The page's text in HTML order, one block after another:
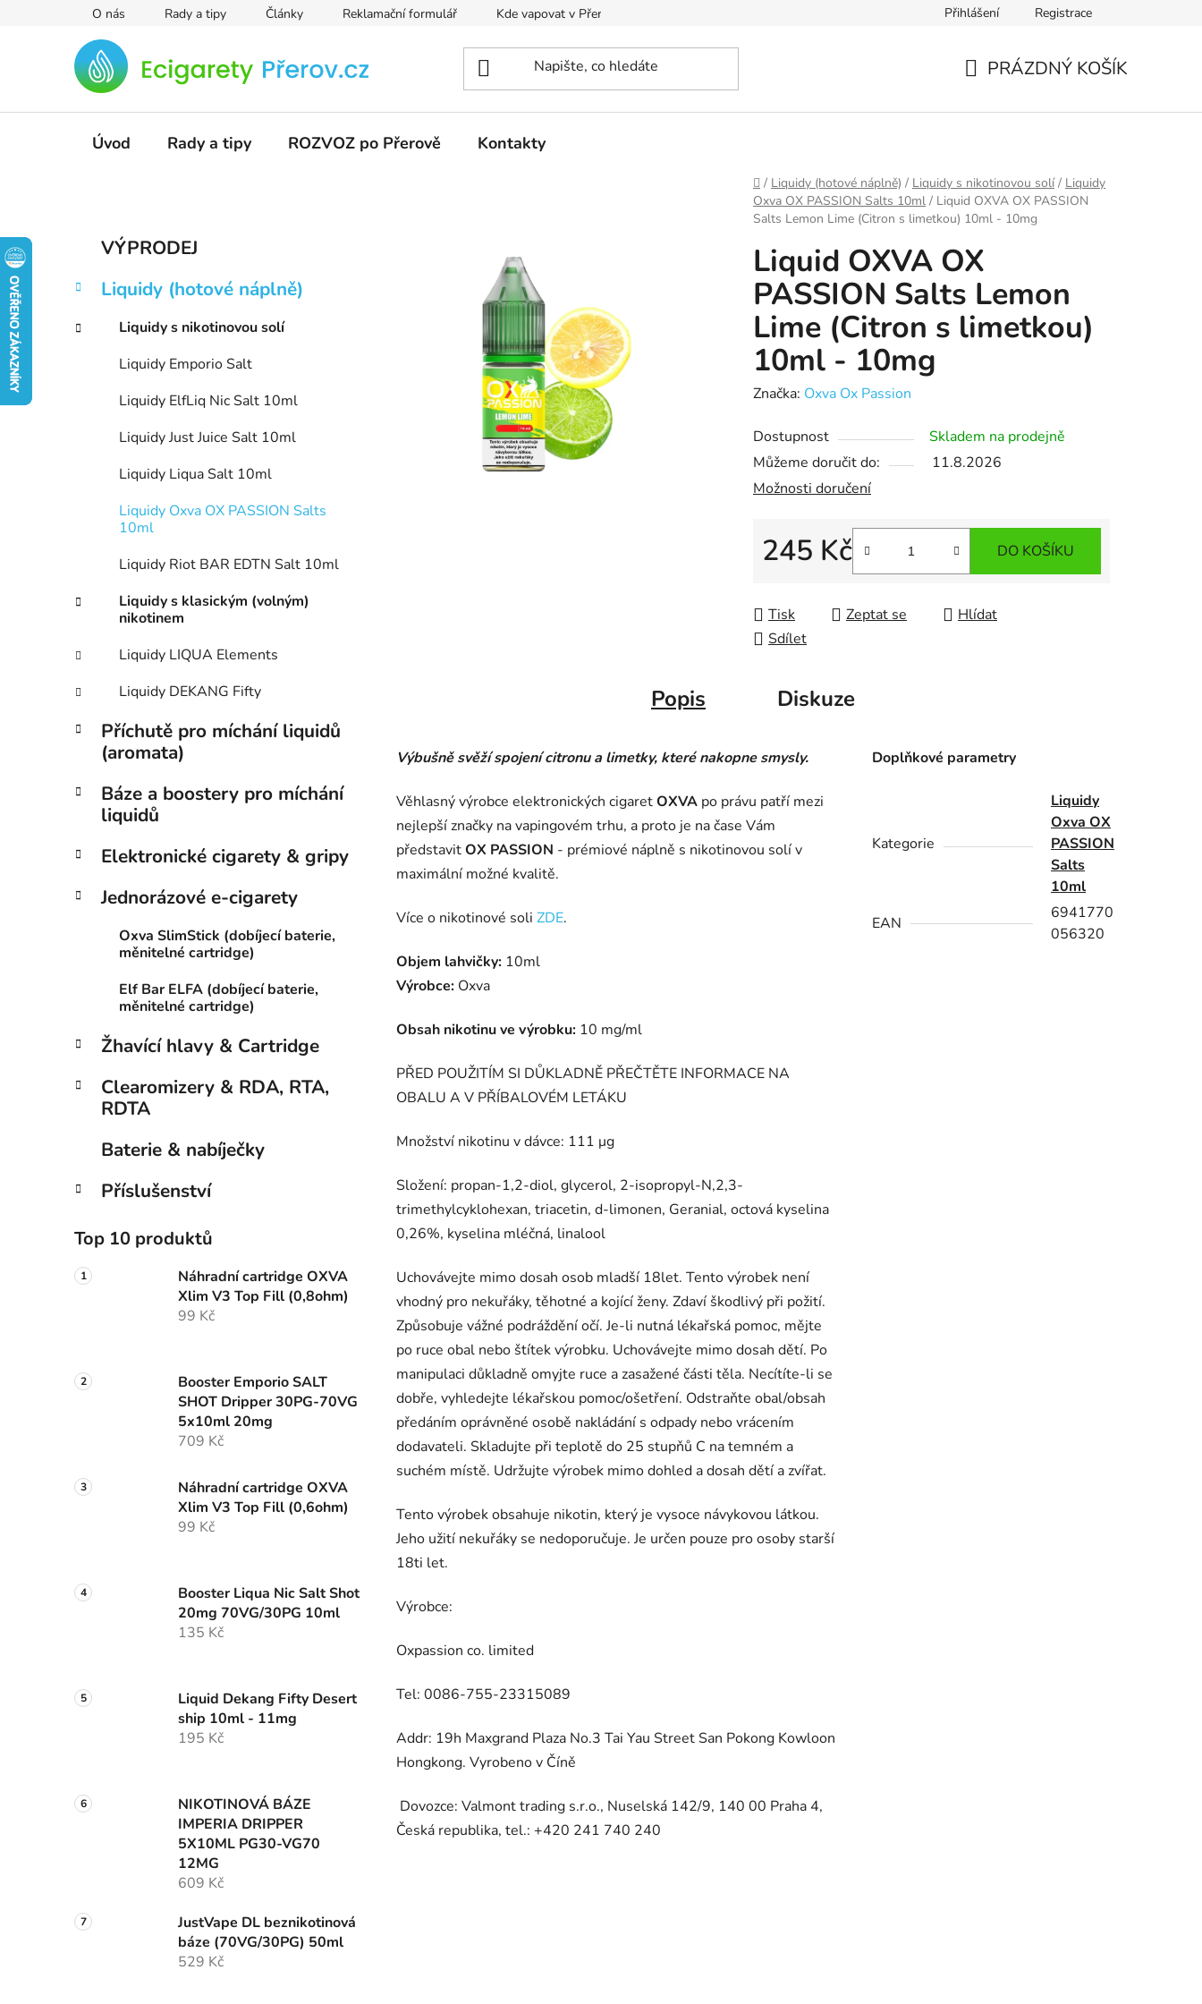
O nás Rady a tipy Články Reklamační formulář Kde vapovat v Přerově? Zásady zpracování osobních údajů
Přihlášení Registrace
PRÁZDNÝ KOŠÍK
Úvod Rady a tipy ROZVOZ po Přerově Kontakty
Domů
/ Liquidy (hotové náplně) / Liquidy s nikotinovou solí / Liquidy
Oxva OX PASSION Salts 10ml / Liquid OXVA OX PASSION
Salts Lemon Lime (Citron s limetkou) 10ml - 10mg
s
r
Přeskočit
kategorie
e
o
VÝPRODEJ
Liquidy (hotové náplně)
Liquidy s nikotinovou solí
Liquidy Emporio Salt
Liquidy ElfLiq Nic Salt 10ml
Liquidy Just Juice Salt 10ml
Liquidy Liqua Salt 10ml
Liquidy Oxva OX PASSION Salts
10ml
Liquidy Riot BAR EDTN Salt 10ml
Liquidy s klasickým (volným)
nikotinem
Liquidy LIQUA Elements
Liquidy DEKANG Fifty
Příchutě pro míchání liquidů
(aromata)
Báze a boostery pro míchání
liquidů
Elektronické cigarety & gripy
Jednorázové e-cigarety
Oxva SlimStick (dobíjecí baterie,
měnitelné cartridge)
Elf Bar ELFA (dobíjecí baterie,
měnitelné cartridge)
Žhavící hlavy & Cartridge
Clearomizery & RDA, RTA,
RDTA
Baterie & nabíječky
Příslušenství
Top 10 produktů
Náhradní cartridge OXVA
Xlim V3 Top Fill (0,8ohm)
99 Kč
Booster Emporio SALT
SHOT Dripper 30PG-70VG
5x10ml 20mg
709 Kč
Náhradní cartridge OXVA
Xlim V3 Top Fill (0,6ohm)
99 Kč
Booster Liqua Nic Salt Shot
20mg 70VG/30PG 10ml
135 Kč
Liquid Dekang Fifty Desert
ship 10ml - 11mg
195 Kč
NIKOTINOVÁ BÁZE
IMPERIA DRIPPER
5X10ML PG30-VG70
12MG
609 Kč
JustVape DL beznikotinová
báze (70VG/30PG) 50ml
529 Kč
Liquid OXVA OX
PASSION Salts Lemon
Lime (Citron s limetkou)
10ml - 10mg
Značka: Oxva Ox Passion
Dostupnost
Skladem na prodejně
Můžeme doručit do:
11.8.2026
Možnosti doručení
245 Kč DO KOŠÍKU
Tisk Zeptat se
Hlídat
Sdílet
Popis Diskuze
Výbušně svěží spojení citronu a limetky, které nakopne smysly.
Věhlasný výrobce elektronických cigaretOXVA po právu patří mezi
nejlepší značky na vapingovém trhu, a proto je na čase Vám
představitOX PASSION - prémiové náplně s nikotinovou solí v
maximální možné kvalitě.
Více o nikotinové soli ZDE.
Objem lahvičky: 10ml
Výrobce: Oxva
Obsah nikotinu ve výrobku: 10 mg/ml
PŘED POUŽITÍM SI DŮKLADNĚ PŘEČTĚTE INFORMACE NA
OBALU A V PŘÍBALOVÉM LETÁKU
Množství nikotinu v dávce: 111 μg
Složení: propan-1,2-diol, glycerol, 2-isopropyl-N,2,3-
trimethylcyklohexan, triacetin, d-limonen, Geranial, octová kyselina
0,26%, kyselina mléčná, linalool
Uchovávejte mimo dosah osob mladší 18let. Tento výrobek není
vhodný pro nekuřáky, těhotné a kojící ženy. Zdaví škodlivý při požití.
Způsobuje vážné podráždění očí. Je-li nutná lékařská pomoc, mějte
po ruce obal nebo štítek výrobku. Uchovávejte mimo dosah dětí. Po
manipulaci důkladně omyjte ruce a zasažené části těla. Necítíte-li se
dobře, vyhledejte lékařskou pomoc/ošetření. Odstraňte obal/obsah
předáním oprávněné osobě nakládání s odpady nebo vrácením
dodavateli. Skladujte při teplotě do 25 stupňů C na temném a
suchém místě. Udržujte výrobek mimo dohled a dosah dětí a zvířat.
Tento výrobek obsahuje nikotin, který je vysoce návykovou látkou.
Jeho užití nekuřáky se nedoporučuje. Je určen pouze pro osoby starší
18ti let.
Výrobce:
Oxpassion co. limited
Tel: 0086-755-23315089
Addr: 19h Maxgrand Plaza No.3 Tai Yau Street San Pokong Kowloon
Hongkong. Vyrobeno v Číně
Dovozce: Valmont trading s.r.o., Nuselská 142/9, 140 00 Praha 4,
Česká republika, tel.: +420 241 740 240
Doplňkové parametry
Kategorie
Liquidy
Oxva OX
PASSION
Salts
10ml
EAN
6941770
056320